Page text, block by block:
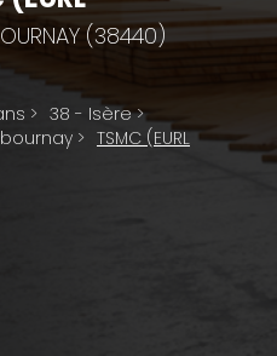
(38440)
> 38 - Isère >
> TSMC (EURL